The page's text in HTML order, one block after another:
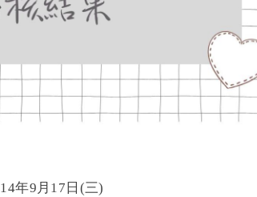
年9月17日(三)